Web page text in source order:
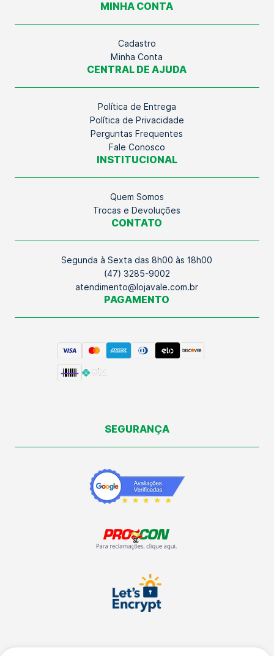
MINHA CONTA
Cadastro
Minha Conta
CENTRAL DE AJUDA
Política de Entrega
Política de Privacidade
Perguntas Frequentes
Fale Conosco
INSTITUCIONAL
Quem Somos
Trocas e Devoluções
CONTATO
Segunda à Sexta das 8h00 às 18h00
(47) 3285-9002
atendimento@lojavale.com.br
PAGAMENTO
SEGURANÇA